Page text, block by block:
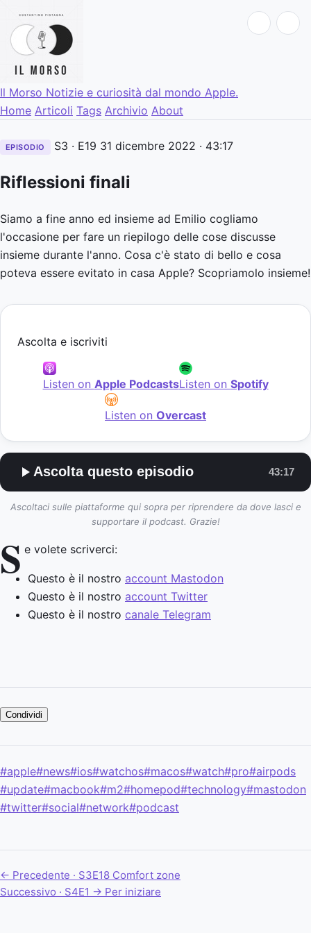
Il Morso Notizie e curiosità dal mondo Apple.
Home Articoli Tags Archivio About
EPISODIO S3 · E19 31 dicembre 2022 · 43:17
Riflessioni finali
Siamo a fine anno ed insieme ad Emilio cogliamo
l'occasione per fare un riepilogo delle cose discusse
insieme durante l'anno. Cosa c'è stato di bello e cosa
poteva essere evitato in casa Apple? Scopriamolo insieme!
Ascolta e iscriviti
Listen on Apple PodcastsListen on Spotify
Listen on Overcast
Ascolta questo episodio 43:17
Ascoltaci sulle piattaforme qui sopra per riprendere da dove lasci e
supportare il podcast. Grazie!
S e volete scriverci:
Questo è il nostro account Mastodon
Questo è il nostro account Twitter
Questo è il nostro canale Telegram
Condividi
#apple#news#ios#watchos#macos#watch#pro#airpods
#update#macbook#m2#homepod#technology#mastodon
#twitter#social#network#podcast
← Precedente · S3E18 Comfort zone
Successivo · S4E1 → Per iniziare